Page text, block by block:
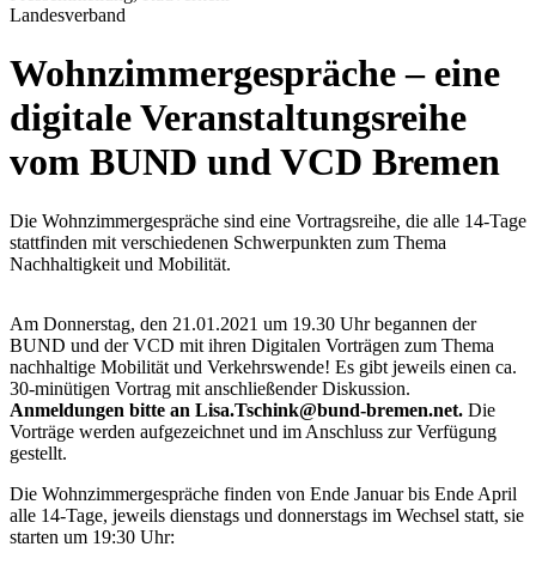
Landesverband
Wohnzimmergespräche – eine
digitale Veranstaltungsreihe
vom BUND und VCD Bremen
Die Wohnzimmergespräche sind eine Vortragsreihe, die alle 14-Tage
stattfinden mit verschiedenen Schwerpunkten zum Thema
Nachhaltigkeit und Mobilität.
Am Donnerstag, den 21.01.2021 um 19.30 Uhr begannen der
BUND und der VCD mit ihren Digitalen Vorträgen zum Thema
nachhaltige Mobilität und Verkehrswende! Es gibt jeweils einen ca.
30-minütigen Vortrag mit anschließender Diskussion.
Anmeldungen bitte an Lisa.Tschink@bund-bremen.net. Die
Vorträge werden aufgezeichnet und im Anschluss zur Verfügung
gestellt.
Die Wohnzimmergespräche finden von Ende Januar bis Ende April
alle 14-Tage, jeweils dienstags und donnerstags im Wechsel statt, sie
starten um 19:30 Uhr: